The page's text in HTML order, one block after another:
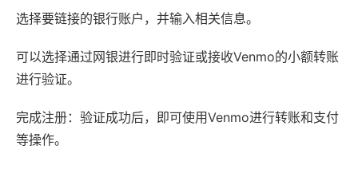
选择要链接的银行账户，并输入相关信息。
可以选择通过网银进行即时验证或接收Venmo的小额转账
进行验证。
完成注册：验证成功后，即可使用Venmo进行转账和支付
等操作。